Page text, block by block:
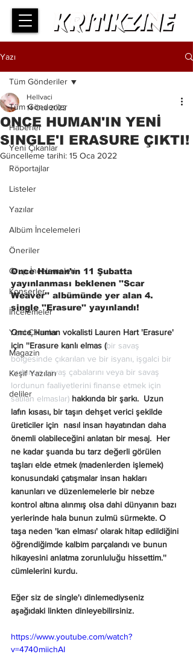
Yazı
Tüm Gönderiler
Haberler
Yeni Çıkanlar
Röportajlar
Listeler
Yazılar
Albüm İncelemeleri
Öneriler
Grup İncelemeleri
Konserler
İncelemeler
Yeni Çıkanlar
Magazin
Keşif Yazıları
deliler
Tüm Gönderiler
ONCE HUMAN'IN YENİ
SINGLE'I ERASURE ÇIKTI!
Hellvaci
14 Oca 2022
Güncelleme tarihi: 15 Oca 2022
Once Human'ın 11 Şubatta
yayınlanması beklenen ''Scar
Weaver'' albümünde yer alan 4.
single ''Erasure'' yayınlandı!
Once Human vokalisti Lauren Hart 'Erasure'
için ''Erasure kanlı elmas (bir savaş
bölgesinde çıkarılan ve bir isyanı, işgalci bir
ordunun savaş çabalarını veya bir savaş
lordunun faaliyetlerini finanse etmek için
satılan elmaslar) hakkında bir şarkı.  Uzun
lafın kısası, bir taşın dehşet verici şekilde
üreticiler için  nasıl insan hayatından daha
önemli olabileceğini anlatan bir mesaj.  Her
ne kadar şuanda bu tarz değerli görülen
taşları elde etmek (madenlerden işlemek)
konusundaki çatışmalar insan hakları
kanunları ve düzenlemelerle bir nebze
kontrol altına alınmış olsa dahi dünyanın bazı
yerlerinde hala bunun zulmü sürmekte. O
taşa neden 'kan elması' olarak hitap edildiğini
öğrendiğimde kalbim parçalandı ve bunun
hikayesini anlatma zorunluluğu hissettim.''
cümlelerini kurdu.
Eğer siz de single'ı dinlemediyseniz
aşağıdaki linkten dinleyebilirsiniz.
https://www.youtube.com/watch?
v=4740miichAI